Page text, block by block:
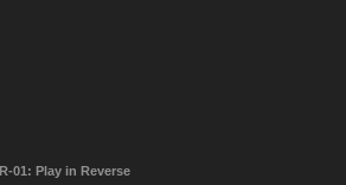
01: Play in Reverse